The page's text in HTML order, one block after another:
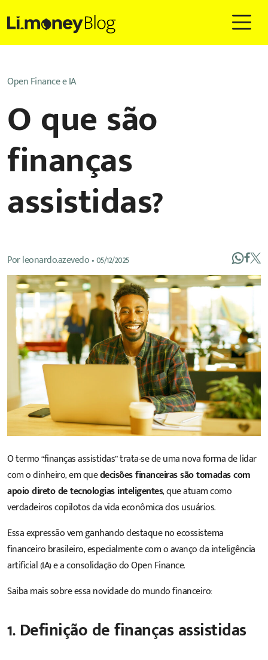
Open Finance e IA
O que são
finanças
assistidas?
Porleonardo.azevedo•05/12/2025
O termo “finanças assistidas” trata-se de uma nova forma de lidar
com o dinheiro, em quedecisões financeiras são tomadas com
apoio direto de tecnologias inteligentes, que atuam como
verdadeiros copilotos da vida econômica dos usuários.
Essa expressão vem ganhando destaque no ecossistema
financeiro brasileiro, especialmente com o avanço da inteligência
artificial (IA) e a consolidação do Open Finance.
Saiba mais sobre essa novidade do mundo financeiro:
1. Definição de finanças assistidas